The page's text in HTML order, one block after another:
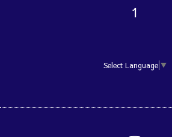
1
Select Language ▼